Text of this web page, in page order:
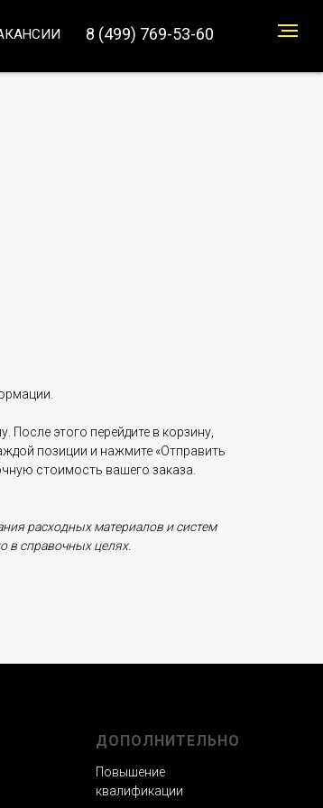
8 (499) 769-53-60
После этого перейдите в корзину,
позиции и нажмите «Отправить
стоимость вашего заказа.
расходных материалов и систем
в справочных целях.
ДОПОЛНИТЕЛЬНО
Повышение
квалификации